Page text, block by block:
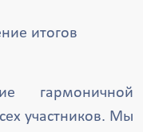
итогов
гармоничной
участников. Мы